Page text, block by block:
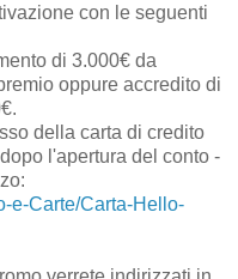
con le seguenti
di 3.000€ da
oppure accredito di
della carta di credito
l'apertura del conto -
e-Carte/Carta-Hello-